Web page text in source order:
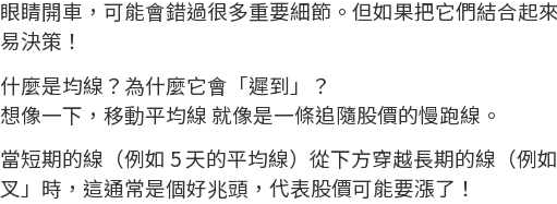
眼睛開車，可能會錯過很多重要細節。但如果把它們結合起
易決策！
什麼是均線？為什麼它會「遲到」？
想像一下，移動平均線 就像是一條追隨股價的慢跑線。
當短期的線（例如 5 天的平均線）從下方穿越長期的線（例
叉」時，這通常是個好兆頭，代表股價可能要漲了！